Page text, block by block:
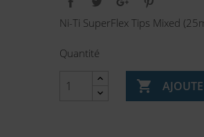
Ni-Ti SuperFlex Tips Mixed
Quantité
